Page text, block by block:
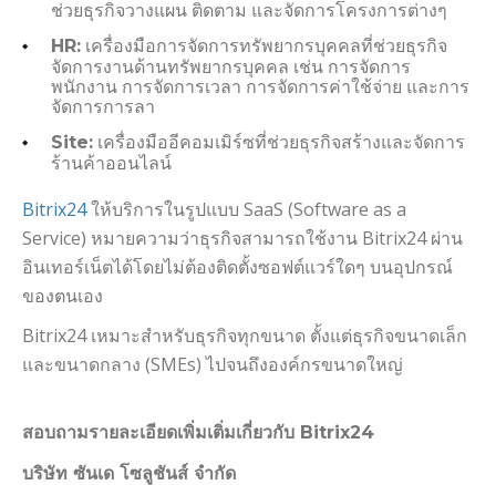
ช่วยธุรกิจวางแผน ติดตาม และจัดการโครงการต่างๆ
HR: เครื่องมือการจัดการทรัพยากรบุคคลที่ช่วยธุรกิจ
จัดการงานด้านทรัพยากรบุคคล เช่น การจัดการ
พนักงาน การจัดการเวลา การจัดการค่าใช้จ่าย และการ
จัดการการลา
Site: เครื่องมืออีคอมเมิร์ซที่ช่วยธุรกิจสร้างและจัดการ
ร้านค้าออนไลน์
Bitrix24ให้บริการในรูปแบบ SaaS (Software as a
Service) หมายความว่าธุรกิจสามารถใช้งาน Bitrix24 ผ่าน
อินเทอร์เน็ตได้โดยไม่ต้องติดตั้งซอฟต์แวร์ใดๆ บนอุปกรณ์
ของตนเอง
Bitrix24 เหมาะสำหรับธุรกิจทุกขนาด ตั้งแต่ธุรกิจขนาดเล็ก
และขนาดกลาง (SMEs) ไปจนถึงองค์กรขนาดใหญ่
สอบถามรายละเอียดเพิ่มเติ่มเกี่ยวกับ Bitrix24
บริษัท ซันเด โซลูชันส์ จำกัด